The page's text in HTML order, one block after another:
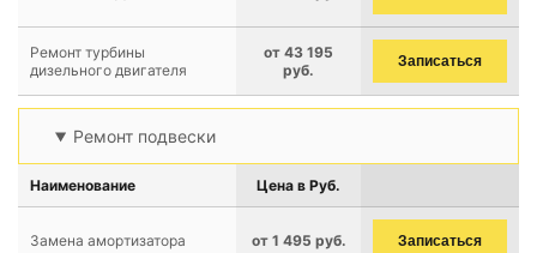
Ремонт турбины
дизельного двигателя
от 43 195
руб.
Записаться
Ремонт подвески
Наименование Цена в Руб.
Замена амортизатора от 1 495 руб. Записаться